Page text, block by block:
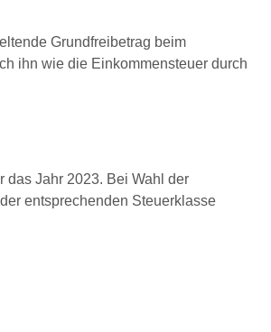
Grundfreibetrag beim
ihn wie die Einkommensteuer durch
das Jahr 2023. Bei Wahl der
entsprechenden Steuerklasse